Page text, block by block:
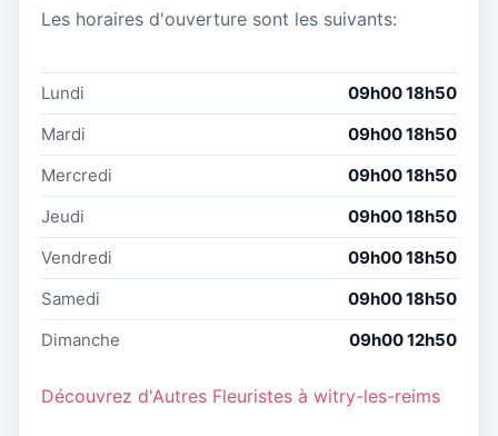
Les horaires d'ouverture sont les suivants:
Lundi
09h00 18h50
Mardi
09h00 18h50
Mercredi
09h00 18h50
Jeudi
09h00 18h50
Vendredi
09h00 18h50
Samedi
09h00 18h50
Dimanche
09h00 12h50
Découvrez d'Autres Fleuristes à witry-les-reims